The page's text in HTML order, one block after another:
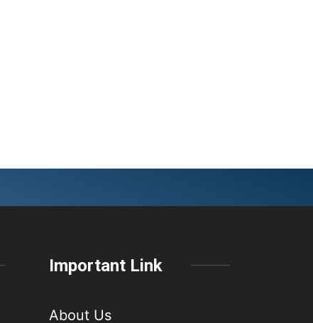
Important Link
About Us